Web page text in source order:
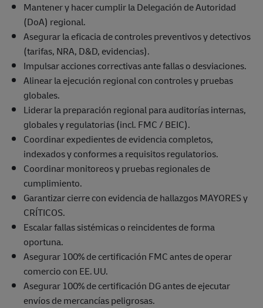
Mantener y hacer cumplir la Delegación de Autoridad
(DoA) regional.
Asegurar la eficacia de controles preventivos y detectivos
(tarifas, NRA, D&D, evidencias).
Impulsar acciones correctivas ante fallas o desviaciones.
Alinear la ejecución regional con controles y pruebas
globales.
Liderar la preparación regional para auditorías internas,
globales y regulatorias (incl. FMC / BEIC).
Coordinar expedientes de evidencia completos,
indexados y conformes a requisitos regulatorios.
Coordinar monitoreos y pruebas regionales de
cumplimiento.
Garantizar cierre con evidencia de hallazgos MAYORES y
CRÍTICOS.
Escalar fallas sistémicas o reincidentes de forma
oportuna.
Asegurar 100% de certificación FMC antes de operar
comercio con EE. UU.
Asegurar 100% de certificación DG antes de ejecutar
envíos de mercancías peligrosas.